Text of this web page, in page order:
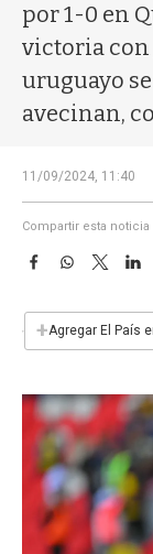
por 1-0 en
victoria con
uruguayo
avecinan,
11/09/2024, 11:40
Compartir esta noticia
F
e
b
k
W
s
p
T
w
t
L
n
+Agregar El País